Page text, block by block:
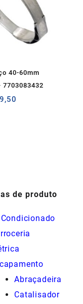
40-60mm
7703083432
de produto
Abraçadeira
Catalisador